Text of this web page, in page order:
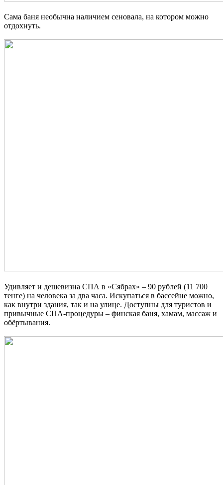
Сама баня необычна наличием сеновала, на котором можно
отдохнуть.
Удивляет и дешевизна СПА в «Сябрах» – 90 рублей (11 700
тенге) на человека за два часа. Искупаться в бассейне можно,
как внутри здания, так и на улице. Доступны для туристов и
привычные СПА-процедуры – финская баня, хамам, массаж и
обёртывания.